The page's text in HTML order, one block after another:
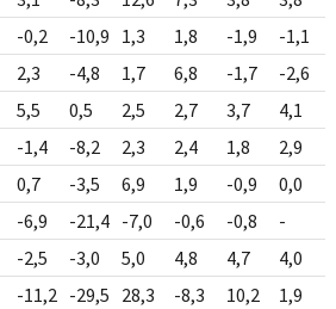
-0,2 -10,9 1,3 1,8 -1,9 -1,1
2,3 -4,8 1,7 6,8 -1,7 -2,6
5,5 0,5 2,5 2,7 3,7 4,1
-1,4 -8,2 2,3 2,4 1,8 2,9
0,7 -3,5 6,9 1,9 -0,9 0,0
-6,9 -21,4 -7,0 -0,6 -0,8 -
-2,5 -3,0 5,0 4,8 4,7 4,0
-11,2 -29,5 28,3 -8,3 10,2 1,9